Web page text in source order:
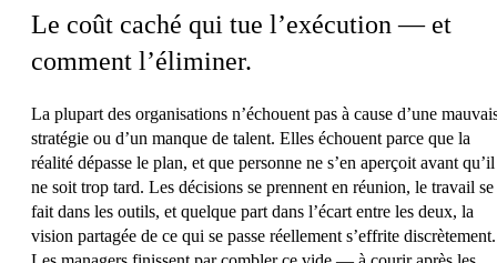
Le coût caché qui tue l’exécution — et
comment l’éliminer.
La plupart des organisations n’échouent pas à cause d’une
stratégie ou d’un manque de talent. Elles échouent parce que la
réalité dépasse le plan, et que personne ne s’en aperçoit avant qu’il
ne soit trop tard. Les décisions se prennent en réunion, le travail se
fait dans les outils, et quelque part dans l’écart entre les deux, la
vision partagée de ce qui se passe réellement s’effrite discrètement.